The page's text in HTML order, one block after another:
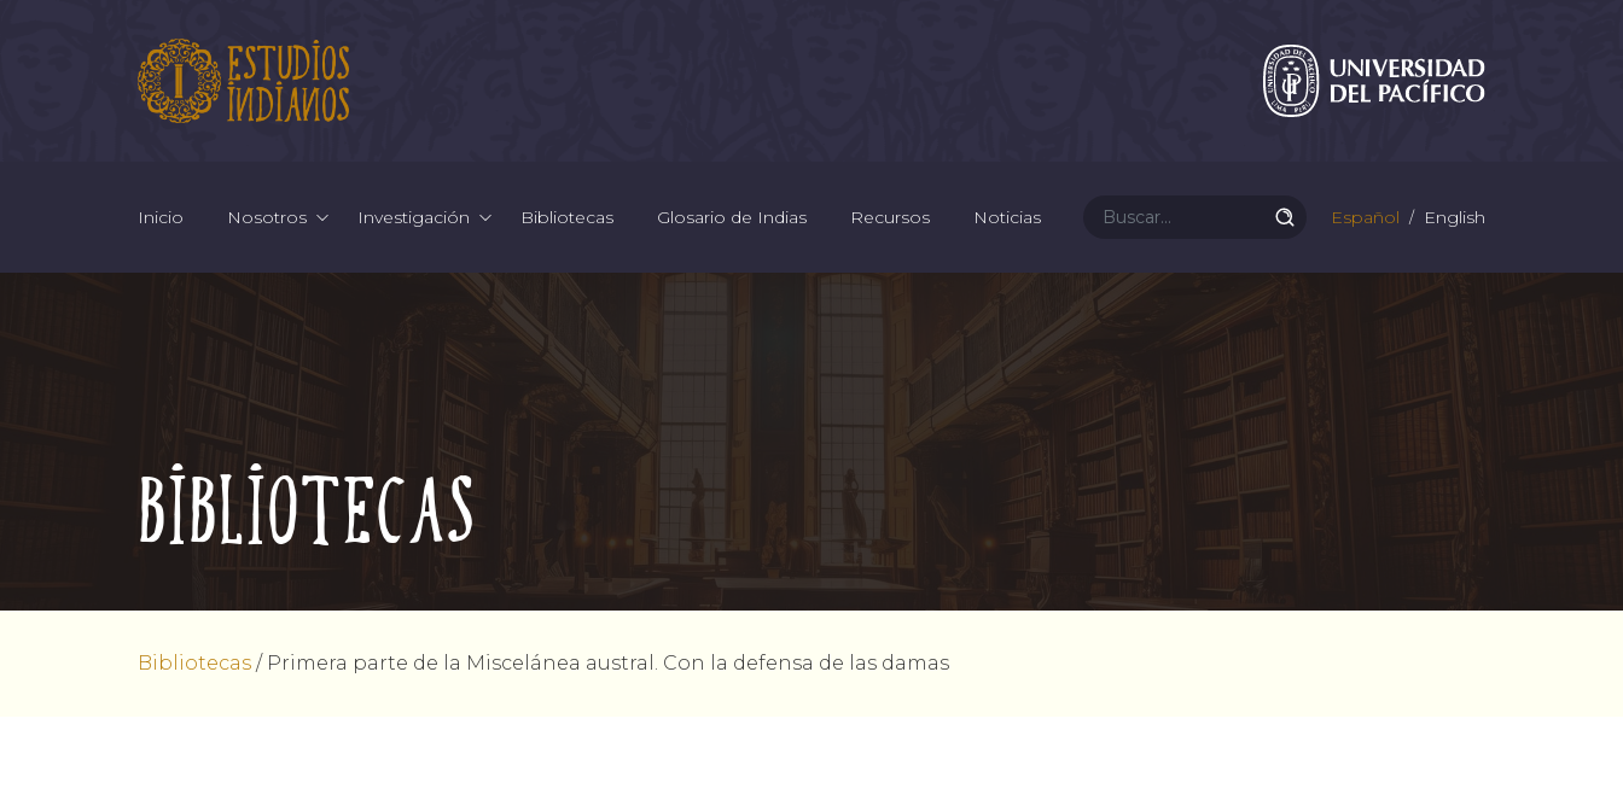
Inicio Nosotros Investigación Bibliotecas Glosario de Indias Recursos Noticias Español English
Bibliotecas
Bibliotecas / Primera parte de la Miscelánea austral. Con la defensa de las damas